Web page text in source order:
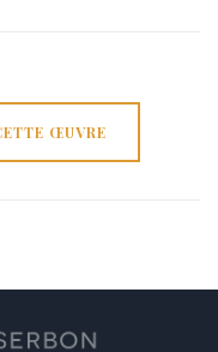
ŒUVRE